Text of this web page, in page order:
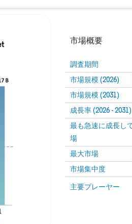
市場概要
調査期間
市場規模 (2026)
市場規模 (2031)
成長率 (2026 - 2031)
最も急速に成長し
場
最大市場
市場集中度
主要プレーヤー
画像 © Mordor
。再利用にはCC BY 4.0の表示が必要です。